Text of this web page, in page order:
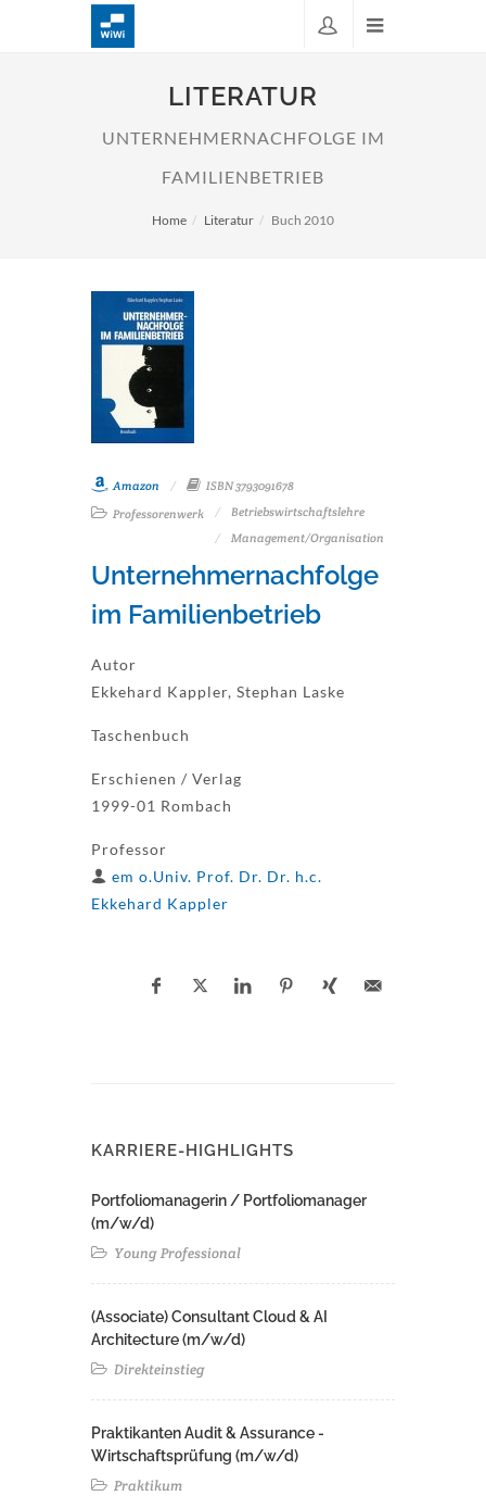
LITERATUR
UNTERNEHMERNACHFOLGE IM
FAMILIENBETRIEB
Home Literatur Buch 2010
Amazon
ISBN 3793091678
Professorenwerk
Betriebswirtschaftslehre
Management/Organisation
Unternehmernachfolge
im Familienbetrieb
Autor
Ekkehard Kappler, Stephan Laske
Taschenbuch
Erschienen / Verlag
1999-01 Rombach
Professor
em o.Univ. Prof. Dr. Dr. h.c.
Ekkehard Kappler
KARRIERE-HIGHLIGHTS
Portfoliomanagerin / Portfoliomanager
(m/w/d)
Young Professional
(Associate) Consultant Cloud & AI
Architecture (m/w/d)​ ​
Direkteinstieg
Praktikanten Audit & Assurance -
Wirtschaftsprüfung (m/w/d)
Praktikum